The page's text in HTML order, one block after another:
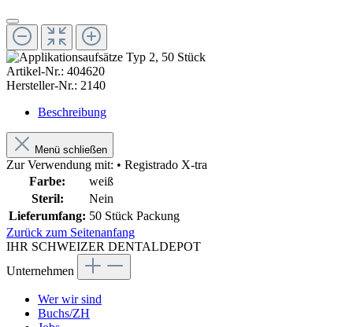
Artikel-Nr.: 404620
Hersteller-Nr.: 2140
Beschreibung
Menü schließen
Zur Verwendung mit: • Registrado X-tra
Farbe:
weiß
Steril:
Nein
Lieferumfang: 50 Stück Packung
Zurück zum Seitenanfang
IHR SCHWEIZER DENTALDEPOT
Unternehmen
Wer wir sind
Buchs/ZH